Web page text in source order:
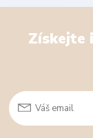
Získejte